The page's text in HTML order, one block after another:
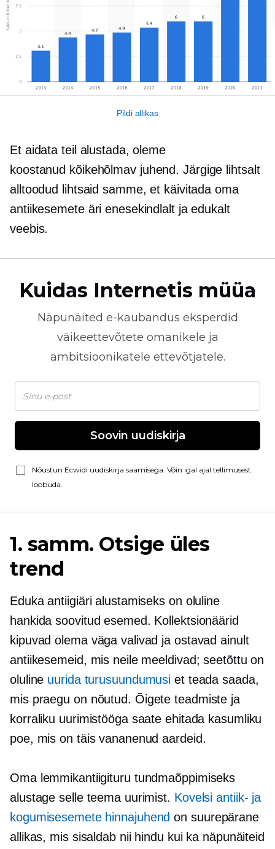
Pildi allikas
Et aidata teil alustada, oleme
koostanud kõikehõlmavjuhend. Järgige lihtsalt
alltoodud lihtsaid samme, et käivitada oma
antiikesemete äri enesekindlalt ja edukalt
veebis.
Kuidas Internetis müüa
Näpunäited e-kaubandus eksperdid
väikeettevõtete omanikele ja
ambitsioonikatele ettevõtjatele.
Soovin uudiskirja
Nõustun Ecwidi uudiskirja saamisega. Võin igal ajal tellimusest
loobuda.
1. samm. Otsige üles
trend
Eduka antiigiäri alustamiseks on oluline
hankida soovitud esemed. Kollektsionäärid
kipuvad olema väga valivad ja ostavad ainult
antiikesemeid, mis neile meeldivad; seetõttu on
oluline uurida turusuundumusi et teada saada,
mis praegu on nõutud. Õigete teadmiste ja
korraliku uurimistööga saate ehitada kasumliku
poe, mis on täis vananenud aardeid.
Oma lemmikantiigituru tundmaõppimiseks
alustage selle teema uurimist. Kovelsi antiik- ja
kogumisesemete hinnajuhend on suurepärane
allikas, mis sisaldab nii hindu kui ka näpunäiteid